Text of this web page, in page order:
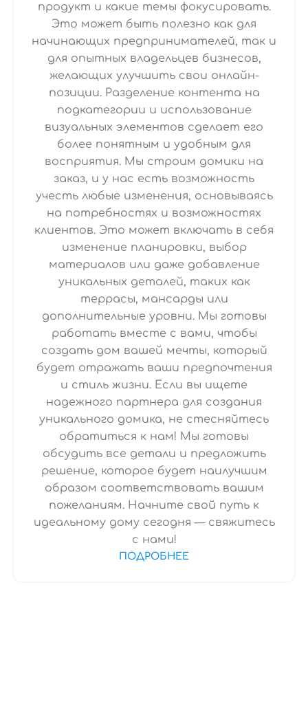
продукт и какие темы фокусировать.
Это может быть полезно как для
начинающих предпринимателей, так и
для опытных владельцев бизнесов,
желающих улучшить свои онлайн-
позиции. Разделение контента на
подкатегории и использование
визуальных элементов сделает его
более понятным и удобным для
восприятия. Мы строим домики на
заказ, и у нас есть возможность
учесть любые изменения, основываясь
на потребностях и возможностях
клиентов. Это может включать в себя
изменение планировки, выбор
материалов или даже добавление
уникальных деталей, таких как
террасы, мансарды или
дополнительные уровни. Мы готовы
работать вместе с вами, чтобы
создать дом вашей мечты, который
будет отражать ваши предпочтения
и стиль жизни. Если вы ищете
надежного партнера для создания
уникального домика, не стесняйтесь
обратиться к нам! Мы готовы
обсудить все детали и предложить
решение, которое будет наилучшим
образом соответствовать вашим
пожеланиям. Начните свой путь к
идеальному дому сегодня — свяжитесь
с нами!
ПОДРОБНЕЕ